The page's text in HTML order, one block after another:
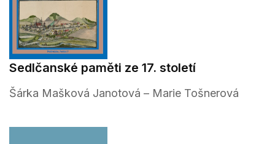
Sedlčanské paměti ze 17. století
Šárka Mašková Janotová – Marie Tošnerová